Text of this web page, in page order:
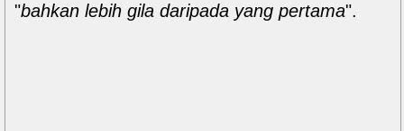
"bahkan lebih gila daripada yang pertama".